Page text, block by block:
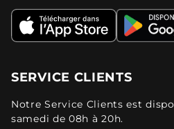
SERVICE CLIENTS
Notre Service Clients est
samedi de 08h à 20h.